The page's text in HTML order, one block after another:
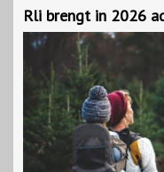
Rli brengt in 2026